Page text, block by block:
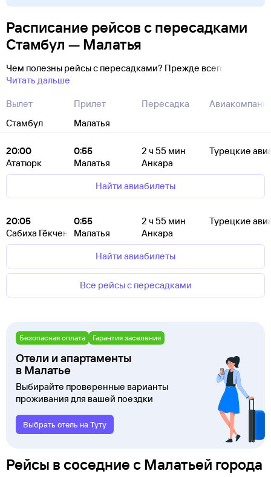
Расписание рейсов с пересадками
Стамбул — Малатья
Чем полезны рейсы с пересадками? Прежде всего
Читать дальше
Вылет
Стамбул
Прилет
Малатья
Пересадка
20:00
Ататюрк
0:55
Малатья
2 ч 55 мин
Анкара
Турецкие
Найти авиабилеты
20:05
Сабиха Гёкчен
0:55
Малатья
2 ч 55 мин
Анкара
Турецкие
Найти авиабилеты
Все рейсы с пересадками
Безопасная оплата Гарантия заселения
Отели и апартаменты
в Малатье
Выбирайте проверенные варианты
проживания для вашей поездки
Выбрать отель на Туту
Рейсы в соседние с Малатьей города